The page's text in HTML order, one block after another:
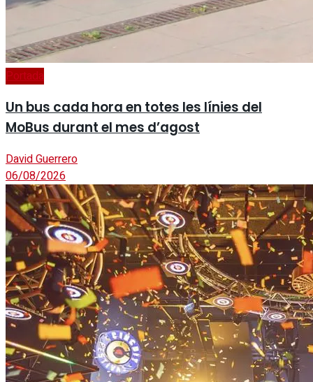
Portada
Un bus cada hora en totes les línies del
MoBus durant el mes d’agost
David Guerrero
06/08/2026